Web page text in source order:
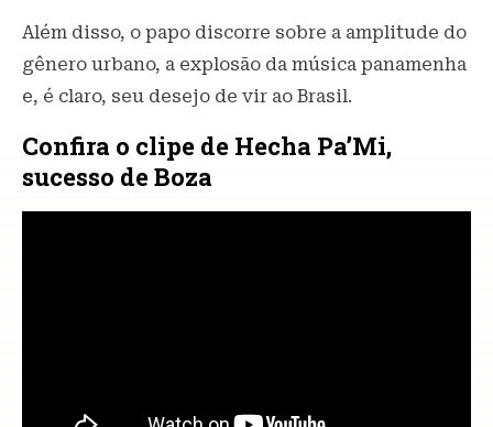
Além disso, o papo discorre sobre a amplitude do
gênero urbano, a explosão da música panamenha
e, é claro, seu desejo de vir ao Brasil.
Confira o clipe de Hecha Pa’Mi,
sucesso de Boza